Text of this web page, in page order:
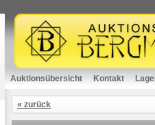
Auktionsübersicht Kontakt
« zurück